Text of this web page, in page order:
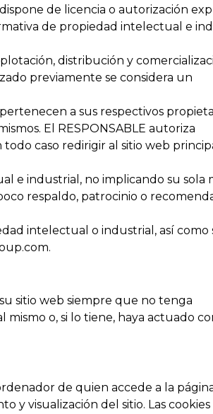
de licencia o autorización
de propiedad intelectual e
distribución y
previamente se considera un
a sus respectivos
El RESPONSABLE autoriza
caso redirigir al sitio web
e industrial, no implicando su sola
respaldo, patrocinio o
intelectual o industrial, así como
sitio web siempre que no tenga
o, si lo tiene, haya actuado
de quien accede a la
y visualización del sitio. Las cookies